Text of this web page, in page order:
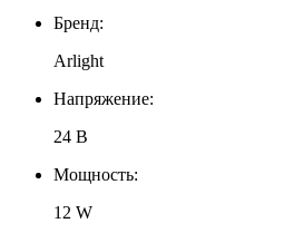
Бренд:
Arlight
Напряжение:
24 В
Мощность:
12 W